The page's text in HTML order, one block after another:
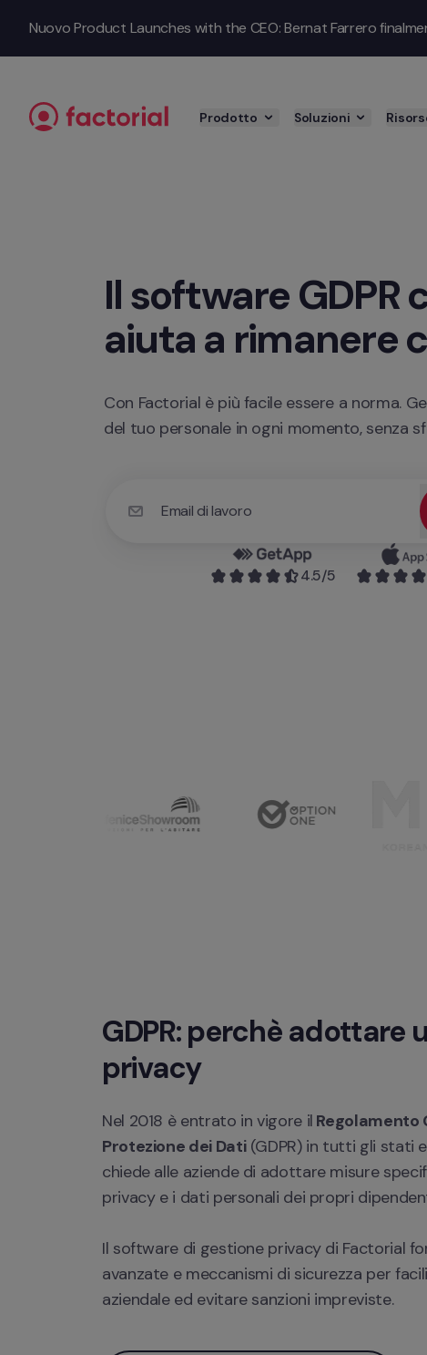
Nuovo Product Launches with the CEO: Bernat Farrero
Prodotto Soluzioni
Il software GDPR
aiuta a rimanere
Con Factorial è più facile essere a norma.
del tuo personale in ogni momento, senza
Email di lavoro
Utilizza la tua e-mail di lavoro per avere
4.5/5
GDPR: perchè adottare
privacy
Nel 2018 è entrato in vigore il Regolamento
Protezione dei Dati (GDPR) in tutti gli stati
chiede alle aziende di adottare misure
privacy e i dati personali dei propri
Il software di gestione privacy di Factorial
avanzate e meccanismi di sicurezza per
aziendale ed evitare sanzioni impreviste.